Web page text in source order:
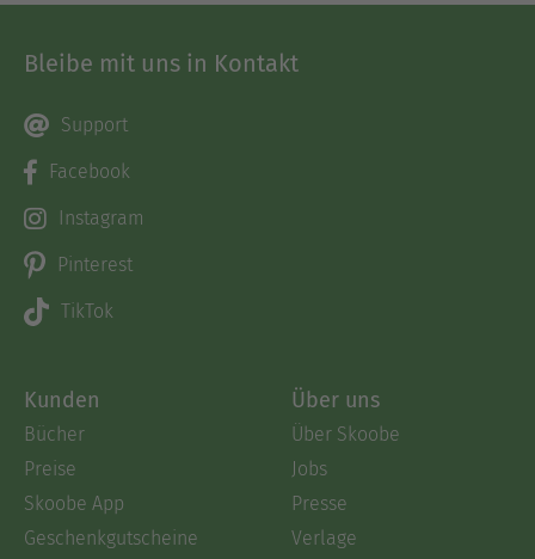
Bleibe mit uns in Kontakt
Support
Facebook
Instagram
Pinterest
TikTok
Kunden
Bücher
Preise
Skoobe App
Geschenkgutscheine
Über uns
Über Skoobe
Jobs
Presse
Verlage